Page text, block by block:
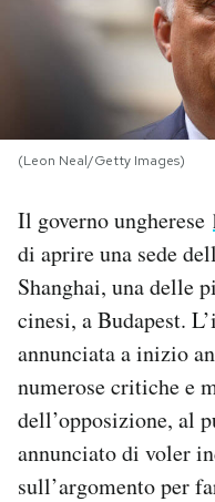
I MIEI PREFERITI
CALENDARIO
AREA PERSONALE
Area Personale
Newsletter
Notifiche mobile
Regala il Post
(Leon Neal/Getty Images)
Il governo ungherese
di aprire una sede
Shanghai, una delle
cinesi, a Budapest.
annunciata a inizio
numerose critiche e
dell’opposizione, al
annunciato di voler
sull’argomento per